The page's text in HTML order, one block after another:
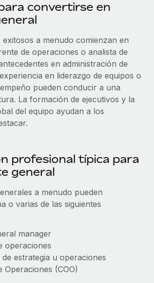
convertirse en
exitosos a menudo comienzan en
de operaciones o analista de
en administración de
en liderazgo de equipos o
pueden conducir a una
La formación de ejecutivos y la
del equipo ayudan a los
profesional típica para
general
a menudo pueden
o varias de las siguientes
manager
operaciones
de estrategia u operaciones
Operaciones (COO)